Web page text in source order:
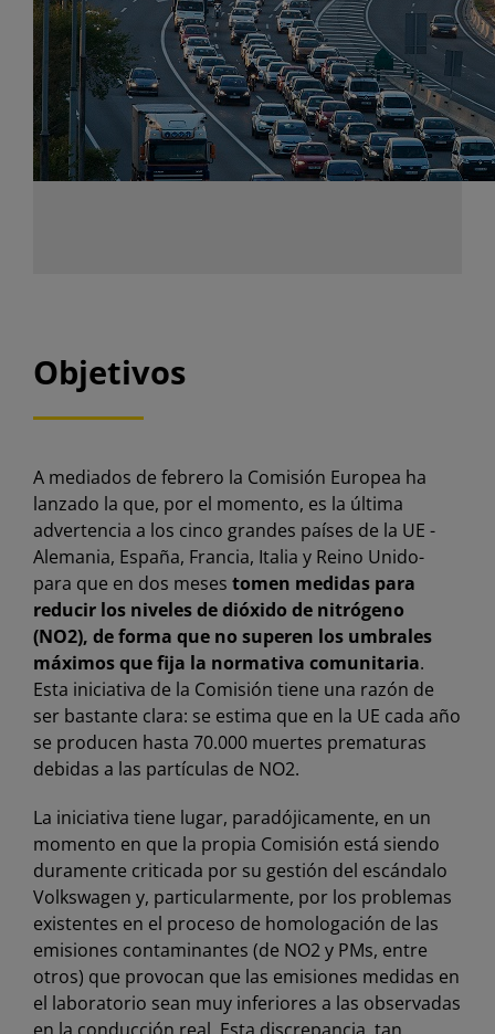
Objetivos
A mediados de febrero la Comisión Europea ha
lanzado la que, por el momento, es la última
advertencia a los cinco grandes países de la UE -
Alemania, España, Francia, Italia y Reino Unido-
para que en dos meses tomen medidas para
reducir los niveles de dióxido de nitrógeno
(NO2), de forma que no superen los umbrales
máximos que fija la normativa comunitaria.
Esta iniciativa de la Comisión tiene una razón de
ser bastante clara: se estima que en la UE cada año
se producen hasta 70.000 muertes prematuras
debidas a las partículas de NO2.
La iniciativa tiene lugar, paradójicamente, en un
momento en que la propia Comisión está siendo
duramente criticada por su gestión del escándalo
Volkswagen y, particularmente, por los problemas
existentes en el proceso de homologación de las
emisiones contaminantes (de NO2 y PMs, entre
otros) que provocan que las emisiones medidas en
el laboratorio sean muy inferiores a las observadas